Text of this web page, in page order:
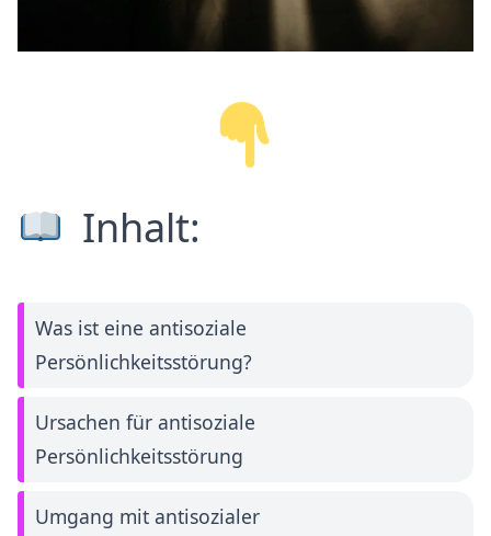
Inhalt:
Was ist eine antisoziale
Persönlichkeitsstörung?
Ursachen für antisoziale
Persönlichkeitsstörung
Umgang mit antisozialer